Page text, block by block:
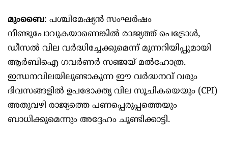
മുംബൈ: പശ്ചിമേഷ്യൻ സംഘർഷം
നീണ്ടുപോവുകയാണെങ്കിൽ രാജ്യത്ത് പെട്രോൾ,
ഡീസൽ വില വർദ്ധിച്ചേക്കുമെന്ന് മുന്നറിയിപ്പുമായി
ആർബിഐ ഗവർണർ സഞ്ജയ് മൽഹോത്ര.
ഇന്ധനവിലയിലുണ്ടാകുന്ന ഈ വർദ്ധനവ് വരും
ദിവസങ്ങളിൽ ഉപഭോക്തൃ വില സൂചികയെയും (CPI)
അതുവഴി രാജ്യത്തെ പണപ്പെരുപ്പത്തെയും
ബാധിക്കുമെന്നും അദ്ദേഹം ചൂണ്ടിക്കാട്ടി.